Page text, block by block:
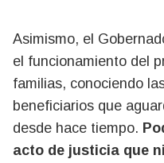
Asimismo, el
el funcionamiento del
familias, conociendo
beneficiarios que
desde hace tiempo.
acto de justicia que